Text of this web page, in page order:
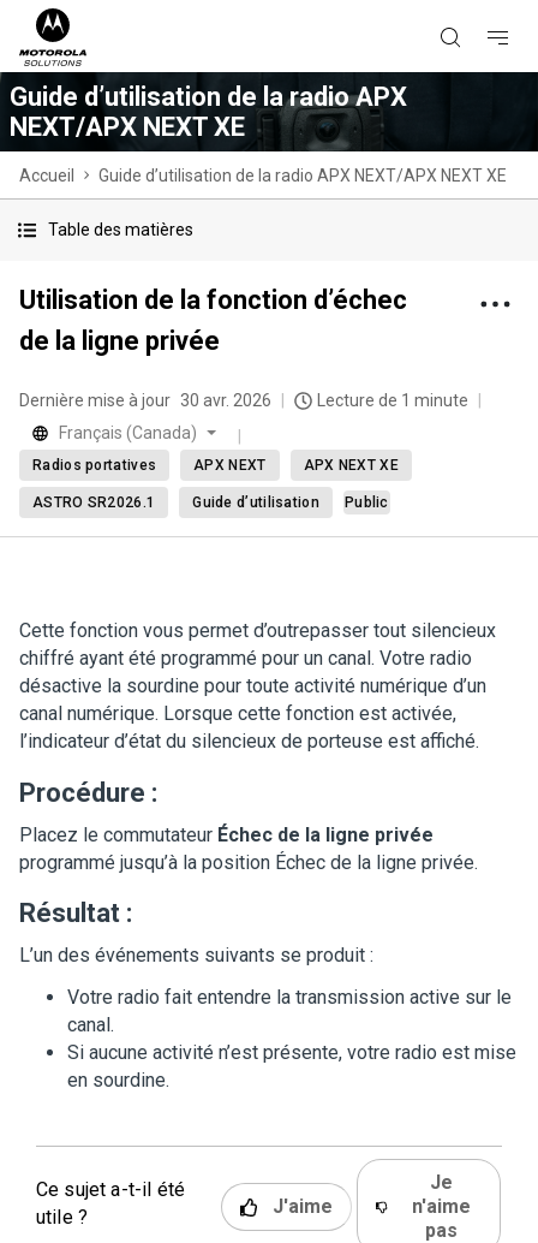
Guide d’utilisation de la radio APX
NEXT/APX NEXT XE
Accueil Guide d’utilisation de la radio APX NEXT/APX NEXT XE
Table des matières
Utilisation de la fonction d’échec
de la ligne privée
Dernière mise à jour 30 avr. 2026
Lecture de 1 minute
Français (Canada)
Radios portatives APX NEXT APX NEXT XE
ASTRO SR2026.1 Guide d’utilisation Public
Cette fonction vous permet d’outrepasser tout silencieux
chiffré ayant été programmé pour un canal. Votre radio
désactive la sourdine pour toute activité numérique d’un
canal numérique. Lorsque cette fonction est activée,
l’indicateur d’état du silencieux de porteuse est affiché.
Procédure :
Placez le commutateur Échec de la ligne privée
programmé jusqu’à la position Échec de la ligne privée.
Résultat :
L’un des événements suivants se produit :
Votre radio fait entendre la transmission active sur le
canal.
Si aucune activité n’est présente, votre radio est mise
en sourdine.
Ce sujet a-t-il été
utile ?
J'aime
Je
n'aime
pas